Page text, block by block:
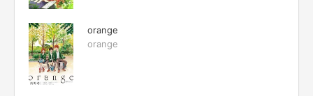
orange
orange